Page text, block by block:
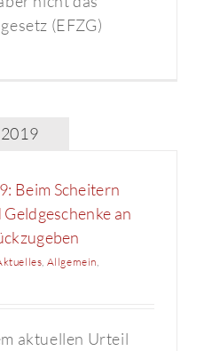
(EFZG)
Beim Scheitern
an
Allgemein
aktuellen Urteil